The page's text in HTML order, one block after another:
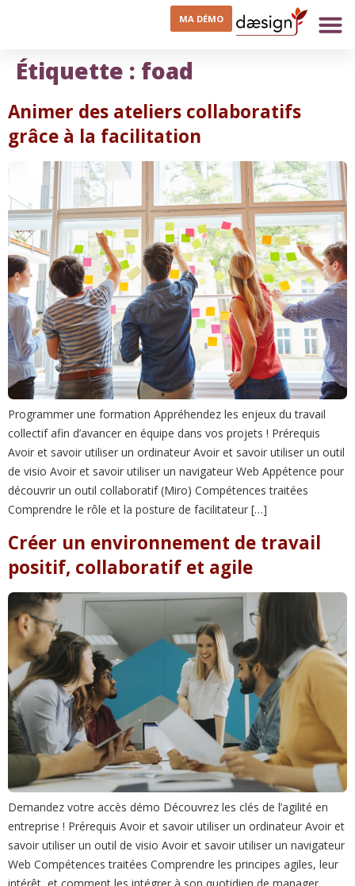
MA DÉMO
Étiquette : foad
Animer des ateliers collaboratifs
grâce à la facilitation
Programmer une formation Appréhendez les enjeux du travail
collectif afin d’avancer en équipe dans vos projets ! Prérequis
Avoir et savoir utiliser un ordinateur Avoir et savoir utiliser un outil
de visio Avoir et savoir utiliser un navigateur Web Appétence pour
découvrir un outil collaboratif (Miro) Compétences traitées
Comprendre le rôle et la posture de facilitateur […]
Créer un environnement de travail
positif, collaboratif et agile
Demandez votre accès démo Découvrez les clés de l’agilité en
entreprise ! Prérequis Avoir et savoir utiliser un ordinateur Avoir et
savoir utiliser un outil de visio Avoir et savoir utiliser un navigateur
Web Compétences traitées Comprendre les principes agiles, leur